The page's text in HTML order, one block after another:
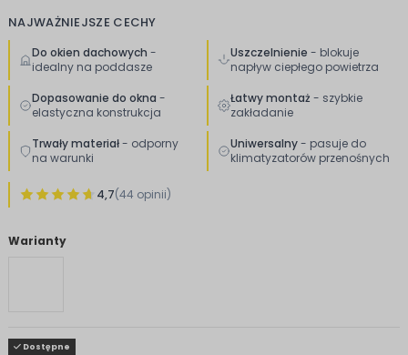
NAJWAŻNIEJSZE CECHY
Do okien dachowych -
idealny na poddasze
Uszczelnienie - blokuje
napływ ciepłego powietrza
Dopasowanie do okna -
elastyczna konstrukcja
Łatwy montaż - szybkie
zakładanie
Trwały materiał- odporny
na warunki
Uniwersalny- pasuje do
klimatyzatorów przenośnych
4,7(44 opinii)
Warianty
Dostępne